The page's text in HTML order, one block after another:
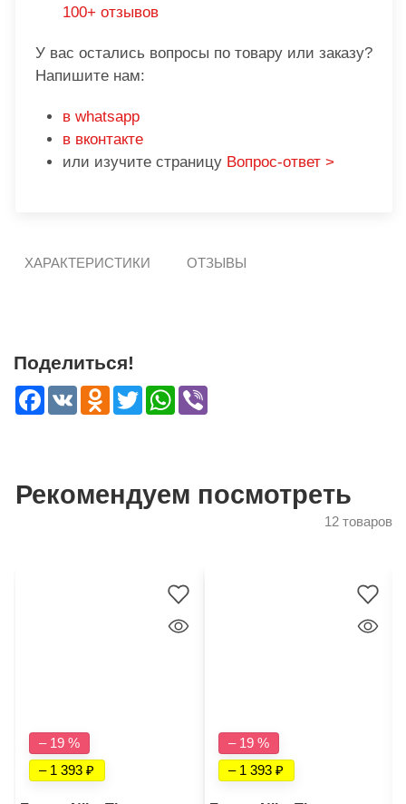
100+ отзывов
У вас остались вопросы по товару или заказу?
Напишите нам:
в whatsapp
в вконтакте
или изучите страницу Вопрос-ответ >
ХАРАКТЕРИСТИКИ ОТЗЫВЫ
Поделиться!
Facebook
VK Odnoklassniki
TwitterWhatsApp
Рекомендуем посмотреть
12 товаров
– 19 %
– 1 393
– 19 %
– 1 393